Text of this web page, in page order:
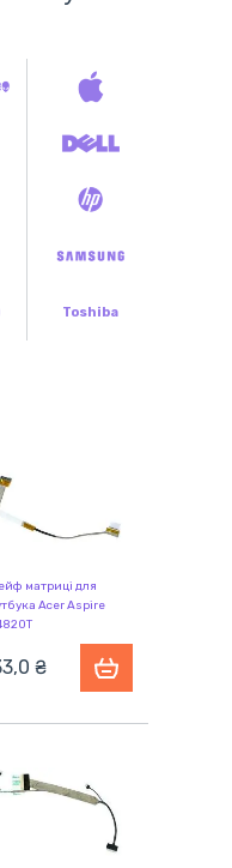
Toshiba
матриці для
Acer Aspire
₴